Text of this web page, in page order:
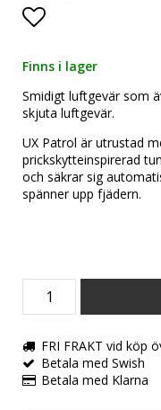
Finns i lager
Smidigt luftgevär som
skjuta luftgevär.
UX Patrol är utrustad
prickskytteinspirerad
och säkrar sig
spänner upp fjädern.
FRI FRAKT vid köp
Betala med Swish
Betala med Klarna